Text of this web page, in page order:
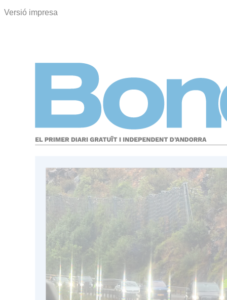
Versió impresa